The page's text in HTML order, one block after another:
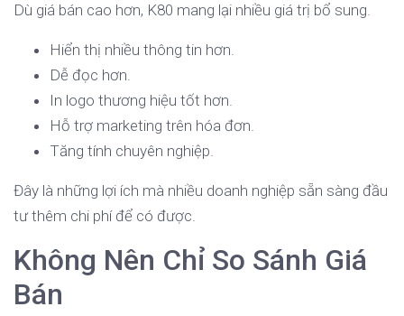
Dù giá bán cao hơn, K80 mang lại nhiều giá trị bổ sung.
Hiển thị nhiều thông tin hơn.
Dễ đọc hơn.
In logo thương hiệu tốt hơn.
Hỗ trợ marketing trên hóa đơn.
Tăng tính chuyên nghiệp.
Đây là những lợi ích mà nhiều doanh nghiệp sẵn sàng đầu
tư thêm chi phí để có được.
Không Nên Chỉ So Sánh Giá
Bán